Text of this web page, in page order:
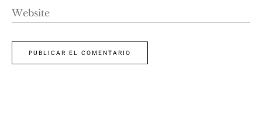
Website
PUBLICAR EL COMENTARIO